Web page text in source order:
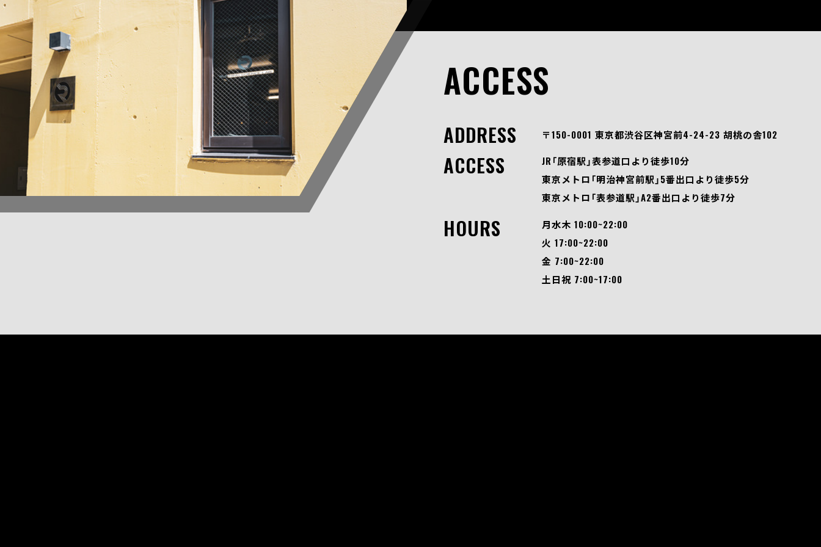
ACCESS
ADDRESS 〒150-0001 東京都渋谷区神宮前4-24-23 胡桃の舎102
ACCESS
JR「原宿駅」表参道口より徒歩10分
東京メトロ「明治神宮前駅」5番出口より徒歩5分
東京メトロ「表参道駅」A2番出口より徒歩7分
HOURS
月水木 10:00~22:00
火 17:00~22:00
金 7:00~22:00
土日祝 7:00~17:00